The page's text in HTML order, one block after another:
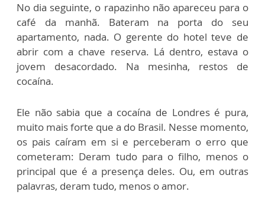
No dia seguinte, o rapazinho não apareceu para o
café da manhã. Bateram na porta do seu
apartamento, nada. O gerente do hotel teve de
abrir com a chave reserva. Lá dentro, estava o
jovem desacordado. Na mesinha, restos de
cocaína.
Ele não sabia que a cocaína de Londres é pura,
muito mais forte que a do Brasil. Nesse momento,
os pais caíram em si e perceberam o erro que
cometeram: Deram tudo para o filho, menos o
principal que é a presença deles. Ou, em outras
palavras, deram tudo, menos o amor.